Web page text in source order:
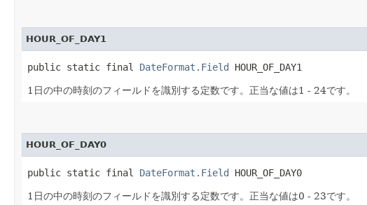
HOUR_OF_DAY1
public static final DateFormat.Field HOUR_OF_DAY1
1日の中の時刻のフィールドを識別する定数です。正当な値は1 - 24です。
HOUR_OF_DAY0
public static final DateFormat.Field HOUR_OF_DAY0
1日の中の時刻のフィールドを識別する定数です。正当な値は0 - 23です。